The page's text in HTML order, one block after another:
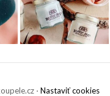
⋅ Nastaviť cookies